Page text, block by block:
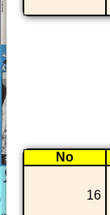
No
16